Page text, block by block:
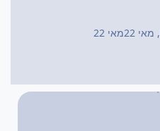
, מאי 22
מאי 22